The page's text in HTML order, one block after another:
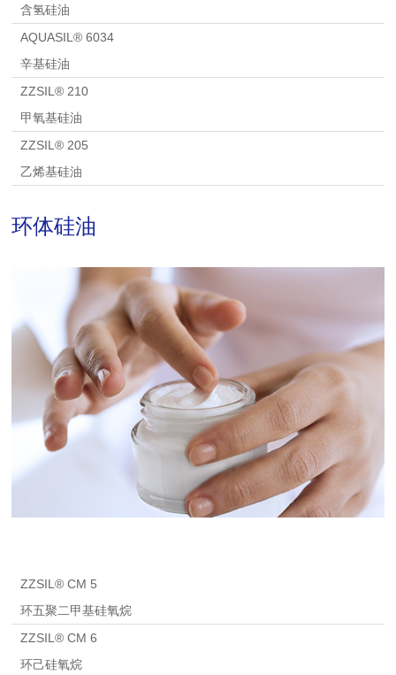
含氢硅油
AQUASIL® 6034
辛基硅油
ZZSIL® 210
甲氧基硅油
ZZSIL® 205
乙烯基硅油
环体硅油
ZZSIL® CM 5
环五聚二甲基硅氧烷
ZZSIL® CM 6
环己硅氧烷